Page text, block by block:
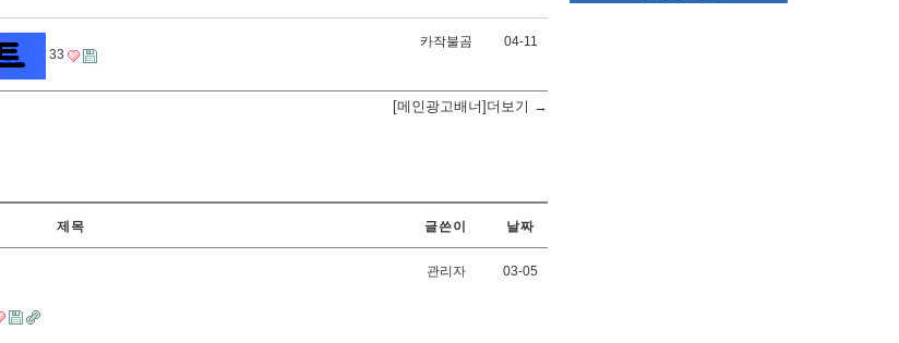
33
카작불곰 04-11
[메인광고배너]더보기 →
제목 글쓴이 날짜
관리자 03-05